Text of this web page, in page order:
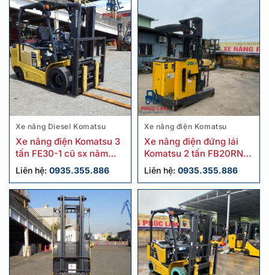
Xe nâng Diesel Komatsu
Xe nâng điện Komatsu 3
tấn FE30-1 cũ sx năm
2018
Liên hệ: 0935.355.886
Xe nâng điện Komatsu
Xe nâng điện đứng lái
Komatsu 2 tấn FB20RN-4
cũ
Liên hệ: 0935.355.886